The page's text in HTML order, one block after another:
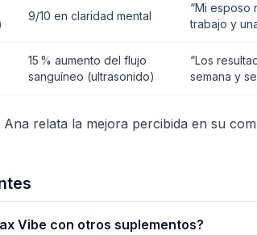
9/10 en claridad mental
“Mi esposo
trabajo y
15 % aumento del flujo
sanguíneo (ultrasonido)
“Los
semana y
relata la mejora percibida en su
Vibe con otros suplementos?